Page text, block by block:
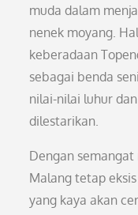
muda dalam
nenek moyang.
keberadaan
sebagai benda
nilai-nilai luhur
dilestarikan.
Dengan
Malang tetap
yang kaya akan